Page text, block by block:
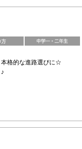
格的な進路選びに☆